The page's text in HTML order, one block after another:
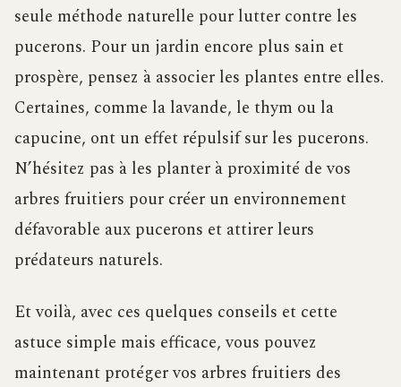
seule méthode naturelle pour lutter contre les
pucerons. Pour un jardin encore plus sain et
prospère, pensez à associer les plantes entre elles.
Certaines, comme la lavande, le thym ou la
capucine, ont un effet répulsif sur les pucerons.
N’hésitez pas à les planter à proximité de vos
arbres fruitiers pour créer un environnement
défavorable aux pucerons et attirer leurs
prédateurs naturels.
Et voilà, avec ces quelques conseils et cette
astuce simple mais efficace, vous pouvez
maintenant protéger vos arbres fruitiers des